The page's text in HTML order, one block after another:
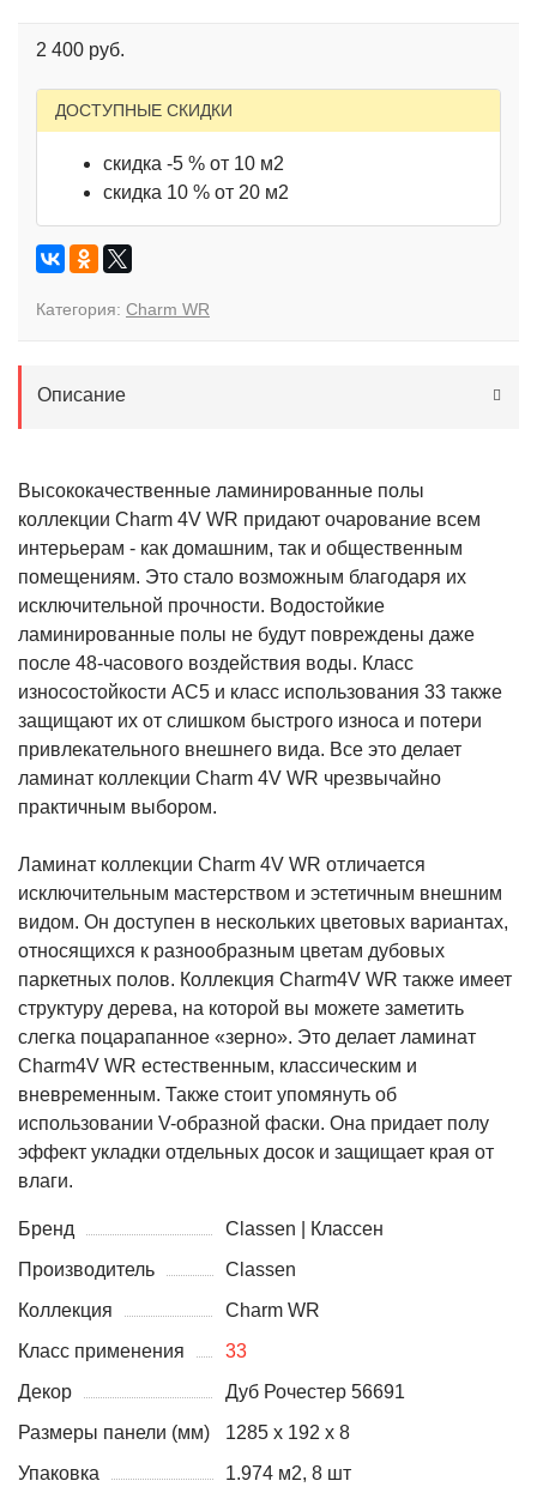
2 400 руб.
ДОСТУПНЫЕ СКИДКИ
скидка -5 % от 10 м2
скидка 10 % от 20 м2
Категория: Charm WR
Описание
Высококачественные ламинированные полы
коллекции Charm 4V WR придают очарование всем
интерьерам - как домашним, так и общественным
помещениям. Это стало возможным благодаря их
исключительной прочности. Водостойкие
ламинированные полы не будут повреждены даже
после 48-часового воздействия воды. Класс
износостойкости AC5 и класс использования 33 также
защищают их от слишком быстрого износа и потери
привлекательного внешнего вида. Все это делает
ламинат коллекции Charm 4V WR чрезвычайно
практичным выбором.
Ламинат коллекции Charm 4V WR отличается
исключительным мастерством и эстетичным внешним
видом. Он доступен в нескольких цветовых вариантах,
относящихся к разнообразным цветам дубовых
паркетных полов. Коллекция Charm4V WR также имеет
структуру дерева, на которой вы можете заметить
слегка поцарапанное «зерно». Это делает ламинат
Charm4V WR естественным, классическим и
вневременным. Также стоит упомянуть об
использовании V-образной фаски. Она придает полу
эффект укладки отдельных досок и защищает края от
влаги.
Бренд
Classen | Классен
Производитель
Classen
Коллекция
Charm WR
Класс применения
33
Декор
Дуб Рочестер 56691
Размеры панели (мм)
1285 х 192 x 8
Упаковка
1.974 м2, 8 шт